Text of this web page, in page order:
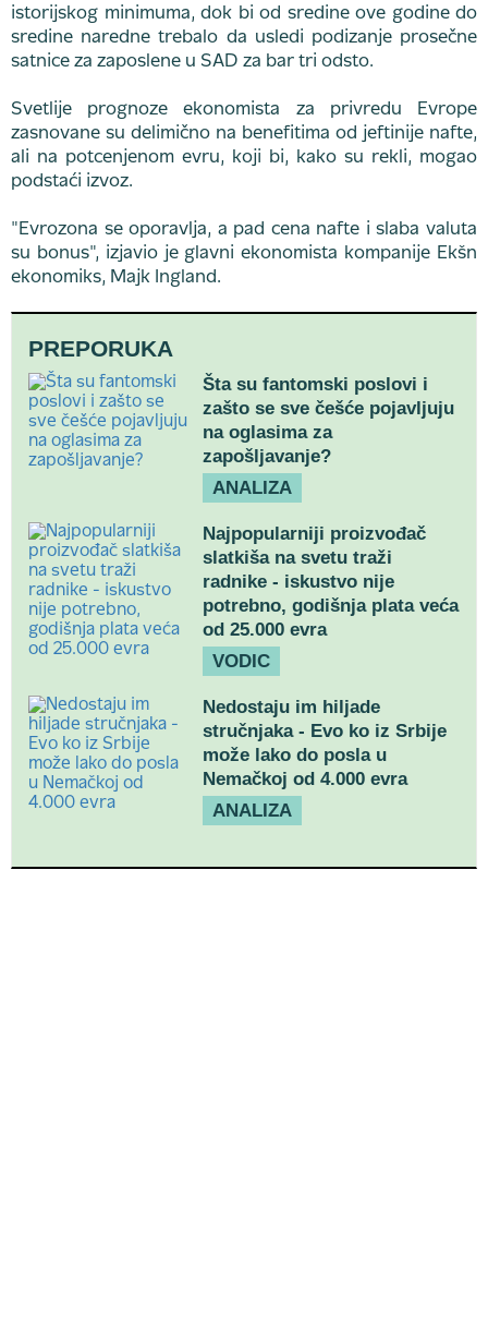
istorijskog minimuma, dok bi od sredine ove godine do
sredine naredne trebalo da usledi podizanje prosečne
satnice za zaposlene u SAD za bar tri odsto.
Svetlije prognoze ekonomista za privredu Evrope
zasnovane su delimično na benefitima od jeftinije nafte,
ali na potcenjenom evru, koji bi, kako su rekli, mogao
podstaći izvoz.
"Evrozona se oporavlja, a pad cena nafte i slaba valuta
su bonus", izjavio je glavni ekonomista kompanije Ekšn
ekonomiks, Majk Ingland.
PREPORUKA
Šta su fantomski poslovi i
zašto se sve češće pojavljuju
na oglasima za
zapošljavanje?
ANALIZA
Najpopularniji proizvođač
slatkiša na svetu traži
radnike - iskustvo nije
potrebno, godišnja plata veća
od 25.000 evra
VODIC
Nedostaju im hiljade
stručnjaka - Evo ko iz Srbije
može lako do posla u
Nemačkoj od 4.000 evra
ANALIZA